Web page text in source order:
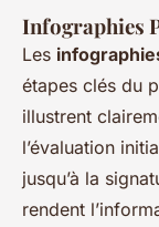
Infographies
Les
étapes clés du
illustrent
l’évaluation
jusqu’à la
rendent